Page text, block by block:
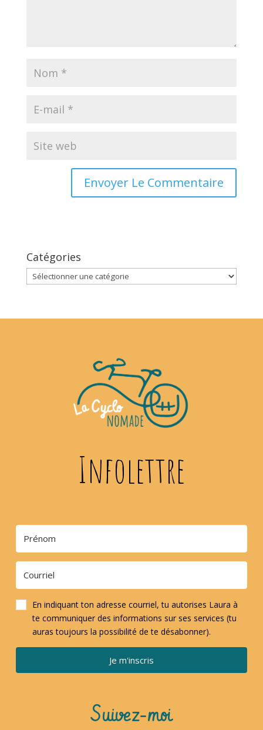
Catégories
Catégories
Infolettre
En indiquant ton adresse courriel, tu autorises Laura à
te communiquer des informations sur ses services (tu
auras toujours la possibilité de te désabonner).
Je m'inscris
Suivez-moi